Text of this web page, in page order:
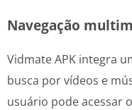
Navegação
Vidmate APK integra
busca por vídeos e
usuário pode acessar